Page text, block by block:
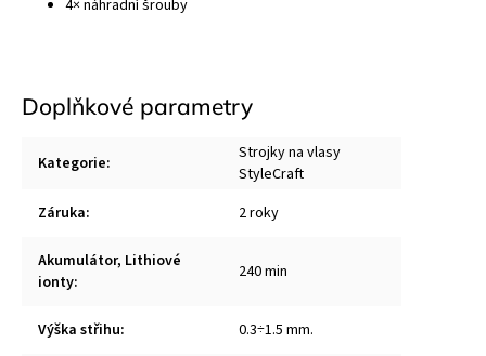
4× náhradní šrouby
Doplňkové parametry
Kategorie:
Strojky na vlasy
StyleCraft
Záruka: 2 roky
Akumulátor, Lithiové
ionty: 240 min
Výška střihu: 0.3÷1.5 mm.